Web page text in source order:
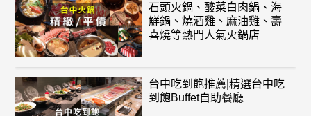
石頭火鍋、酸菜白肉鍋、海
鮮鍋、燒酒雞、麻油雞、壽
喜燒等熱門人氣火鍋店
台中吃到飽推薦|精選台中吃
到飽Buffet自助餐廳